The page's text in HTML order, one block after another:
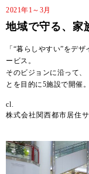
2021年1～3月
地域で守る、家
「“暮らしやすい”をデ
ービス。
そのビジョンに沿って
とを⽬的に5施設で開催。
cl.
株式会社関西都市居住